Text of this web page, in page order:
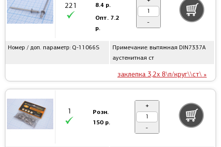
Номер / доп. параметр: Q-11066S
Примечание: вытяжная DIN7337A
аустенитная ст
заклепка 3,2x 8\п/круг\\ст\ »
221
8.4 р.
Опт. 7.2
р.
-
1
Розн.
150 р.
+
-